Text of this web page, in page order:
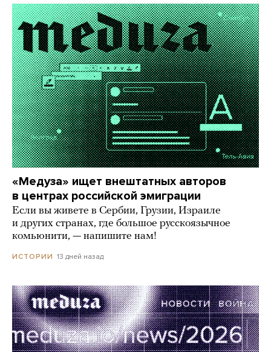
«Медуза» ищет внештатных авторов
в центрах российской эмиграции
Если вы живете в Сербии, Грузии, Израиле
и других странах, где большое русскоязычное
комьюнити, — напишите нам!
ИСТОРИИ 13 дней назад